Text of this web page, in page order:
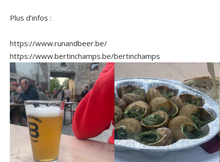
Plus d’infos :
https://www.runandbeer.be/
https://www.bertinchamps.be/bertinchamps